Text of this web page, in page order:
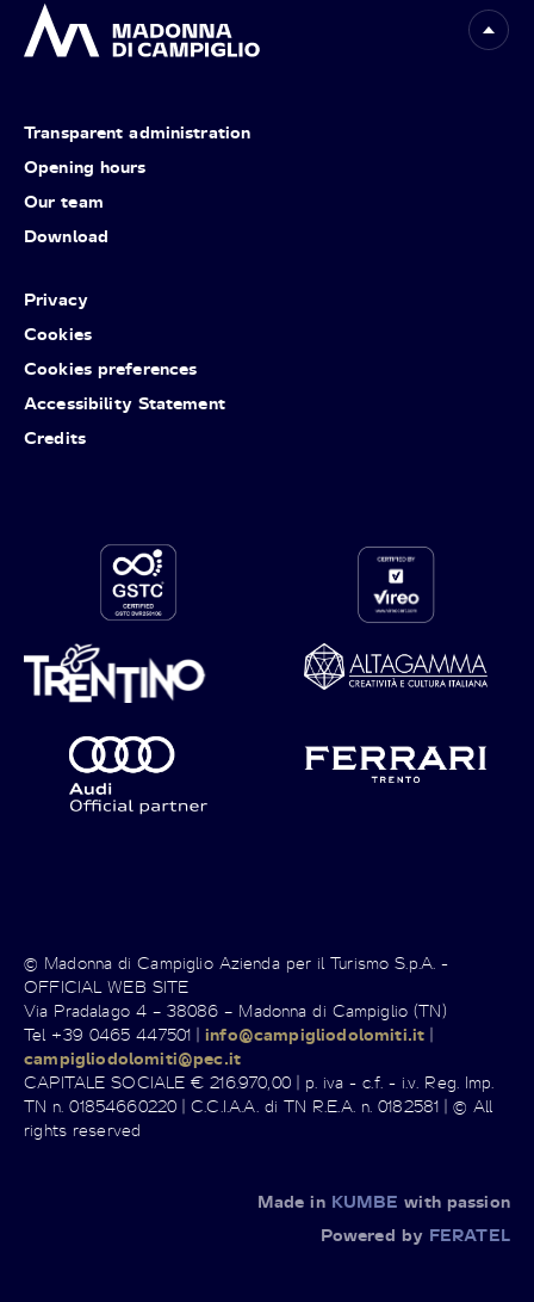
Transparent administration
Opening hours
Our team
Download
Privacy
Cookies
Cookies preferences
Accessibility Statement
Credits
© Madonna di Campiglio Azienda per il Turismo S.p.A. -
OFFICIAL WEB SITE
Via Pradalago 4 – 38086 – Madonna di Campiglio (TN)
Tel +39 0465 447501 |info@campigliodolomiti.it |
campigliodolomiti@pec.it
CAPITALE SOCIALE € 216.970,00 | p. iva - c.f. - i.v. Reg. Imp.
TN n. 01854660220 | C.C.I.A.A. di TN R.E.A. n. 0182581 | © All
rights reserved
Made in KUMBE with passion
Powered by FERATEL